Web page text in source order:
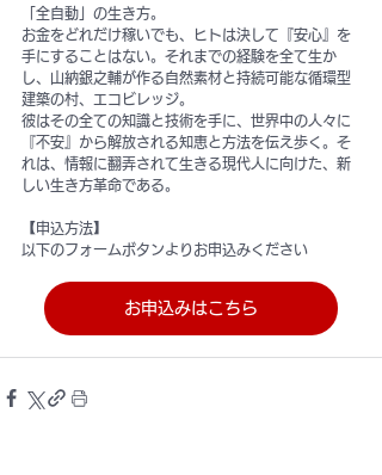
「全自動」の生き方。
お金をどれだけ稼いでも、ヒトは決して『安心』を
手にすることはない。それまでの経験を全て生か
し、山納銀之輔が作る自然素材と持続可能な循環型
建築の村、エコビレッジ。
彼はその全ての知識と技術を手に、世界中の人々に
『不安』から解放される知恵と方法を伝え歩く。そ
れは、情報に翻弄されて生きる現代人に向けた、新
しい生き方革命である。
【申込方法】
以下のフォームボタンよりお申込みください
お申込みはこちら